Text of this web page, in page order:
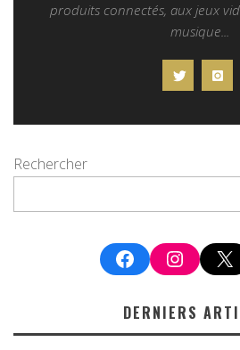
produits connectés, aux jeux
musique...
Rechercher
Facebook X
DERNIERS